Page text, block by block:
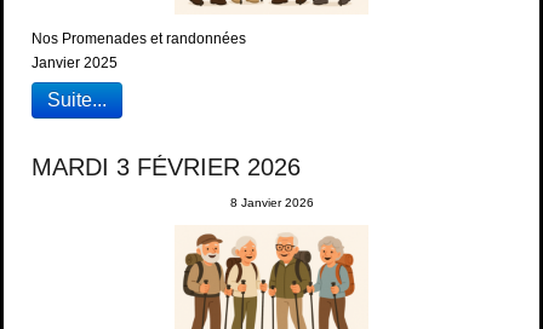
Nos Promenades et randonnées
Janvier 2025
Suite...
MARDI 3 FÉVRIER 2026
8 Janvier 2026